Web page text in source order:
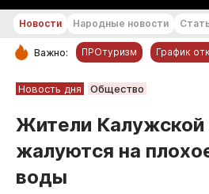
РУБРИКИ
Обнинск
Новости компаний
Статьи
Народные новости
Новости Народные новости
Важно: ПРОтуризм График
Новость дня Общество
Жители Калужской
жалуются на
воды